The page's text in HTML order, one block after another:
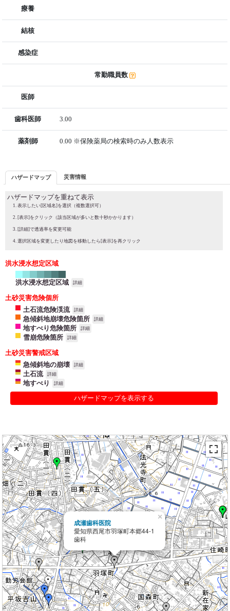
療養
結核
感染症
常勤職員数
医師
歯科医師 3.00
薬剤師 0.00 ※保険薬局の検索時のみ人数表示
ハザードマップ 災害情報
ハザードマップを重ねて表示
表示したい[区域名]を選択（複数選択可）
[表示]をクリック（該当区域が多いと数十秒かかります）
[詳細]で透過率を変更可能
選択区域を変更したり地図を移動したら[表示]を再クリック
洪水浸水想定区域
洪水浸水想定区域 詳細
土砂災害危険個所
土石流危険渓流
詳細
急傾斜地崩壊危険箇所 詳細
地すべり危険箇所 詳細
雪崩危険箇所 詳細
土砂災害警戒区域
急傾斜地の崩壊
詳細
土石流 詳細
地すべり 詳細
ハザードマップを表示する
成瀬歯科医院
愛知県西尾市羽塚町本郷44-1
歯科
×